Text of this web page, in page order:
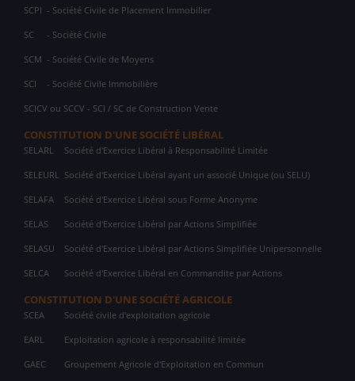
SCPI - Société Civile de Placement Immobilier
SC - Société Civile
SCM - Société Civile de Moyens
SCI - Société Civile Immobilière
SCICV ou SCCV - SCI / SC de Construction Vente
CONSTITUTION D'UNE SOCIÉTÉ LIBÉRAL
SELARL Société d'Exercice Libéral à Responsabilité Limitée
SELEURL Société d'Exercice Libéral ayant un associé Unique (ou SELU)
SELAFA Société d'Exercice Libéral sous Forme Anonyme
SELAS Société d'Exercice Libéral par Actions Simplifiée
SELASU Société d'Exercice Libéral par Actions Simplifiée Unipersonnelle
SELCA Société d'Exercice Libéral en Commandite par Actions
CONSTITUTION D'UNE SOCIÉTÉ AGRICOLE
SCEA Société civile d'exploitation agricole
EARL Exploitation agricole à responsabilité limitée
GAEC Groupement Agricole d'Exploitation en Commun